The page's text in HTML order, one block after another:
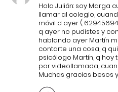
Hola Julián: soy Marga
llamar al colegio,
móvil d ayer (
q ayer no pudistes y
hablando ayer Martín
contarte una cosa, q
psicólogo Martín, q hoy
por videollamada,
Muchas gracias besos